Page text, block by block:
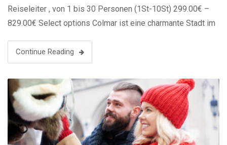
Reiseleiter , von 1 bis 30 Personen (1St-10St) 299.00€ –
829.00€ Select options Colmar ist eine charmante Stadt im
„Hauptstadt des elsässischen Weins“ bezeichnet …
Continue Reading